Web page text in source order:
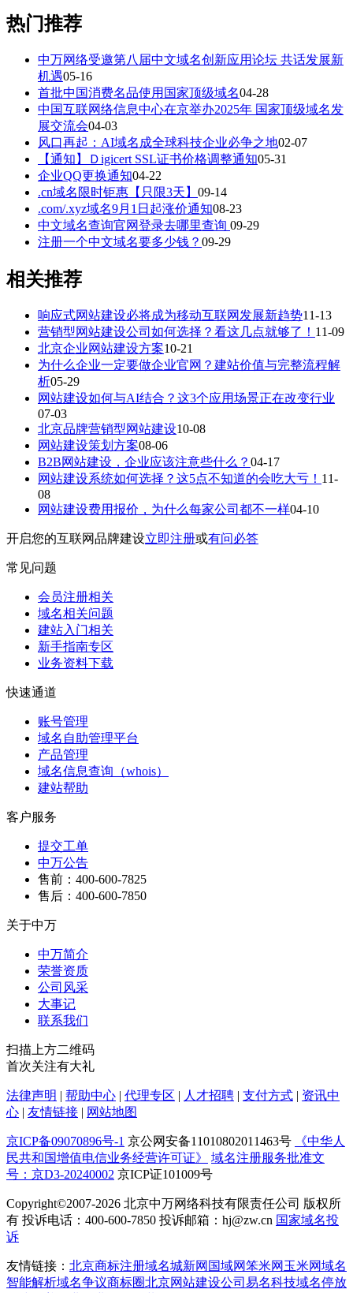
热门推荐
中万网络受邀第八届中文域名创新应用论坛 共话发展新
机遇05-16
首批中国消费名品使用国家顶级域名04-28
中国互联网络信息中心在京举办2025年 国家顶级域名发
展交流会04-03
风口再起：AI域名成全球科技企业必争之地02-07
【通知】Ｄigicert SSL证书价格调整通知05-31
企业QQ更换通知04-22
.cn域名限时钜惠【只限3天】 09-14
.com/.xyz域名9月1日起涨价通知08-23
中文域名查询官网登录去哪里查询 09-29
注册一个中文域名要多少钱？ 09-29
相关推荐
响应式网站建设必将成为移动互联网发展新趋势11-13
营销型网站建设公司如何选择？看这几点就够了！ 11-09
北京企业网站建设方案10-21
为什么企业一定要做企业官网？建站价值与完整流程解
析05-29
网站建设如何与AI结合？这3个应用场景正在改变行业
07-03
北京品牌营销型网站建设10-08
网站建设策划方案08-06
B2B网站建设，企业应该注意些什么？ 04-17
网站建设系统如何选择？这5点不知道的会吃大亏！ 11-
08
网站建设费用报价，为什么每家公司都不一样04-10
开启您的互联网品牌建设立即注册或有问必答
常见问题
会员注册相关
域名相关问题
建站入门相关
新手指南专区
业务资料下载
快速通道
账号管理
域名自助管理平台
产品管理
域名信息查询（whois）
建站帮助
客户服务
提交工单
中万公告
售前：400-600-7825
售后：400-600-7850
关于中万
中万简介
荣誉资质
公司风采
大事记
联系我们
扫描上方二维码
首次关注有大礼
法律声明 | 帮助中心 | 代理专区 | 人才招聘 | 支付方式 | 资讯中
心 | 友情链接 | 网站地图
京ICP备09070896号-1 京公网安备11010802011463号
《中华人
民共和国增值电信业务经营许可证》
域名注册服务批准文
号：京D3-20240002 京ICP证101009号
Copyright©2007-2026 北京中万网络科技有限责任公司 版权所
有 投诉电话：400-600-7850 投诉邮箱：hj@zw.cn 国家域名投
诉
友情链接： 北京商标注册域名城新网 国域网笨米网 玉米网域名
智能解析域名争议商标圈北京网站建设公司 易名科技域名停放